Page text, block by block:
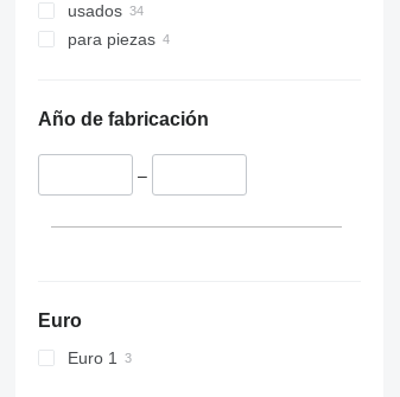
usados
para piezas
Año de fabricación
–
Euro
Euro 1